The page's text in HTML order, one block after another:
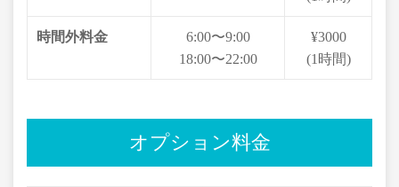
時間外料金
6:00〜9:00
18:00〜22:00
¥3000
(1時間)
オプション料金